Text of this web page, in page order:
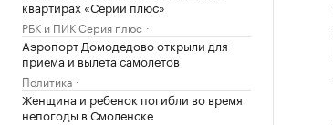
квартирах «Серии плюс»
РБК и ПИК Серия плюс
Аэропорт Домодедово открыли для
приема и вылета самолетов
Политика
Женщина и ребенок погибли во время
непогоды в Смоленске